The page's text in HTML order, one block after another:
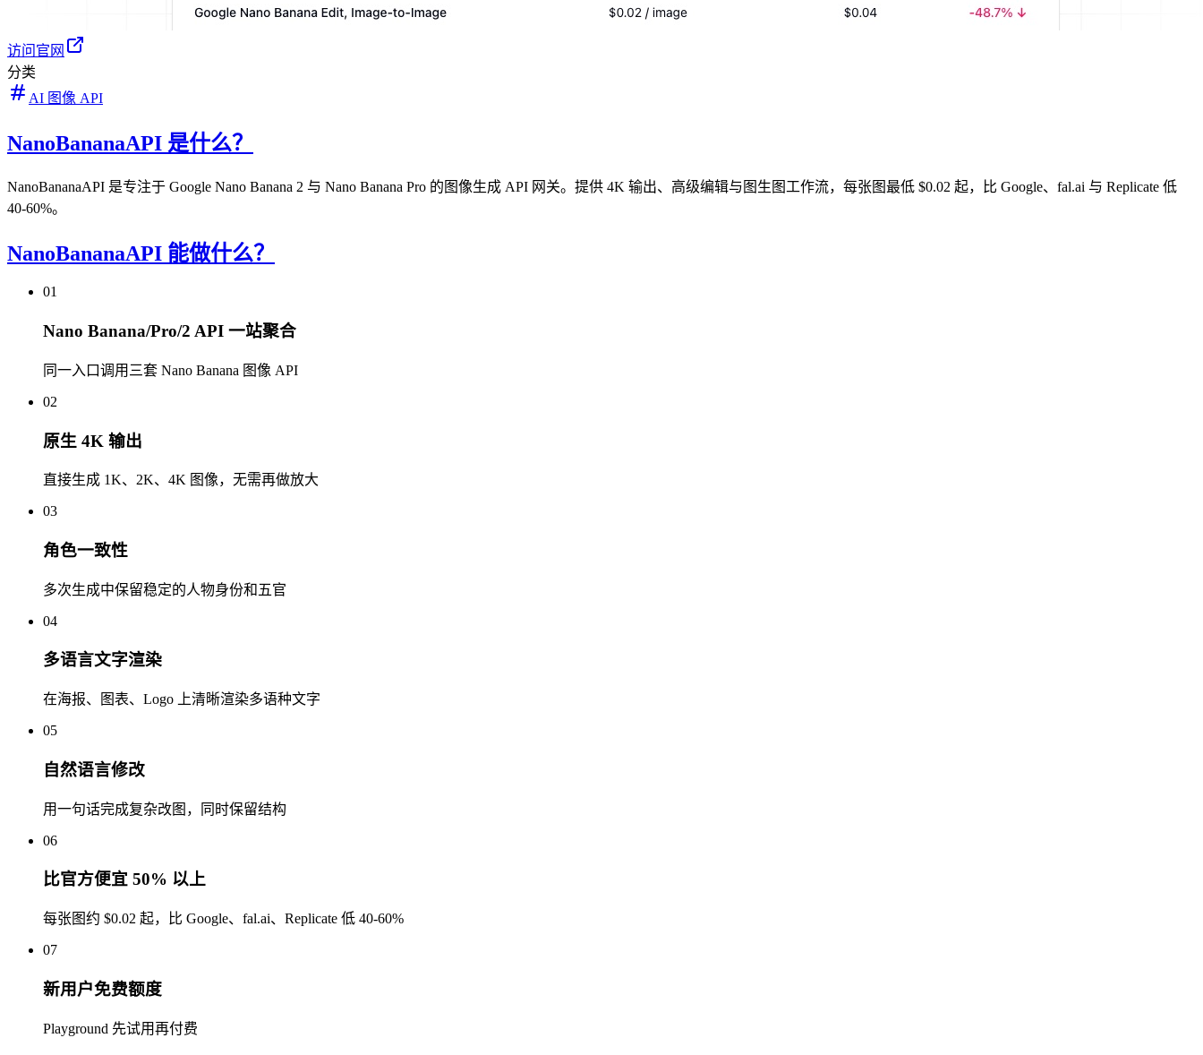
访问官网
分类
AI 图像 API
NanoBananaAPI 是什么？
NanoBananaAPI 是专注于 Google Nano Banana 2 与 Nano Banana Pro 的图像生成 API 网关。提供 4K 输出、高级编辑与图生图工作流，每张图最低 $0.02 起，比 Google、fal.ai 与 Replicate 低
40-60%。
NanoBananaAPI 能做什么？
01
Nano Banana/Pro/2 API 一站聚合
同一入口调用三套 Nano Banana 图像 API
02
原生 4K 输出
直接生成 1K、2K、4K 图像，无需再做放大
03
角色一致性
多次生成中保留稳定的人物身份和五官
04
多语言文字渲染
在海报、图表、Logo 上清晰渲染多语种文字
05
自然语言修改
用一句话完成复杂改图，同时保留结构
06
比官方便宜 50% 以上
每张图约 $0.02 起，比 Google、fal.ai、Replicate 低 40-60%
07
新用户免费额度
Playground 先试用再付费